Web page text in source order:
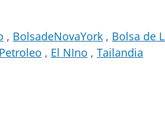
BolsadeNovaYork Bolsa de
Petroleo El NIno
Tailandia